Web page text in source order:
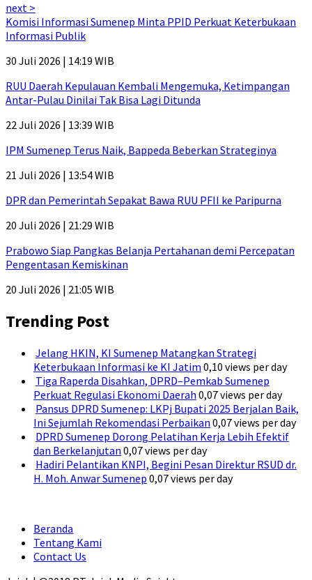
next >
Komisi Informasi Sumenep Minta PPID Perkuat Keterbukaan
Informasi Publik
30 Juli 2026 | 14:19 WIB
RUU Daerah Kepulauan Kembali Mengemuka, Ketimpangan
Antar-Pulau Dinilai Tak Bisa Lagi Ditunda
22 Juli 2026 | 13:39 WIB
IPM Sumenep Terus Naik, Bappeda Beberkan Strateginya
21 Juli 2026 | 13:54 WIB
DPR dan Pemerintah Sepakat Bawa RUU PFII ke Paripurna
20 Juli 2026 | 21:29 WIB
Prabowo Siap Pangkas Belanja Pertahanan demi Percepatan
Pengentasan Kemiskinan
20 Juli 2026 | 21:05 WIB
Trending Post
Jelang HKIN, KI Sumenep Matangkan Strategi
Keterbukaan Informasi ke KI Jatim 0,10 views per day
Tiga Raperda Disahkan, DPRD–Pemkab Sumenep
Perkuat Regulasi Ekonomi Daerah 0,07 views per day
Pansus DPRD Sumenep: LKPj Bupati 2025 Berjalan Baik,
Ini Sejumlah Rekomendasi Perbaikan 0,07 views per day
DPRD Sumenep Dorong Pelatihan Kerja Lebih Efektif
dan Berkelanjutan 0,07 views per day
Hadiri Pelantikan KNPI, Begini Pesan Direktur RSUD dr.
H. Moh. Anwar Sumenep 0,07 views per day
Beranda
Tentang Kami
Contact Us